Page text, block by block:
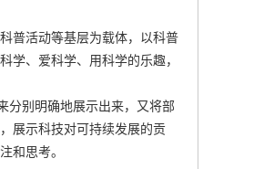
普活动等基层为载体，以科普
学、爱科学、用科学的乐趣，
分别明确地展示出来，又将部
展示科技对可持续发展的贡
和思考。